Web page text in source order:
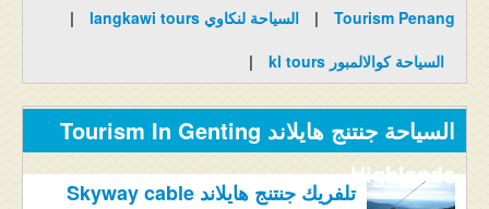
كيفية الحجز
من نحن
Tourism Penang
| السياحة لنكاوي langkawi tours
|
السياحة كوالالمبور kl tours
|
السياحة جنتنج هايلاند Tourism In Genting
Highlands
تلفريك جنتنج هايلاند Skyway cable